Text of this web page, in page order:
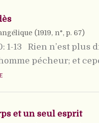
(1919, n°, p. 67)
1-13 Rien n’est
pécheur; et
et un seul esprit